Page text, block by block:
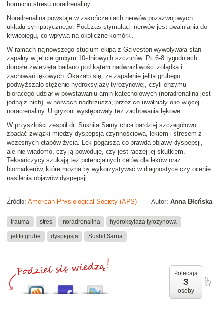
hormonu stresu noradrenaliny.
Noradrenalina powstaje w zakończeniach nerwów pozazwojowych
układu sympatycznego. Podczas stymulacji nerwów jest uwalniania do
krwiobiegu, co wpływa na okoliczne komórki.
W ramach najnowszego studium ekipa z Galveston wywoływała stan
zapalny w jelicie grubym 10-dniowych szczurów. Po 6-8 tygodniach
dorosłe zwierzęta badano pod kątem nadwrażliwości żołądka i
zachowań lękowych. Okazało się, że zapalenie jelita grubego
podwyższało stężenie hydroksylazy tyrozynowej, czyli enzymu
biorącego udział w powstawaniu amin katecholowych (noradrenalina jest
jedną z nich), w nerwach nadbrzusza, przez co uwalniały one więcej
noradrenaliny. U gryzoni występowały też zachowania lękowe.
W przyszłości zespół dr. Sushila Sarny chce bardziej szczegółowo
zbadać związki między dyspepsją czynnościową, lękiem i stresem z
wczesnych etapów życia. Lęk pogarsza co prawda objawy dyspepsji,
ale nie wiadomo, czy ją powoduje, czy jest raczej jej skutkiem.
Teksańczycy szukają też potencjalnych celów dla leków oraz
biomarkerów, które można by wykorzystywać w diagnostyce czy ocenie
nasilenia objawów dyspepsji.
Autor: Anna Błońska
Źródło: American Physiological Society (APS)
trauma stres noradrenalina hydroksylaza tyrozynowa
jelito grube dyspepsja Sushil Sarna
Polecają
3
osoby